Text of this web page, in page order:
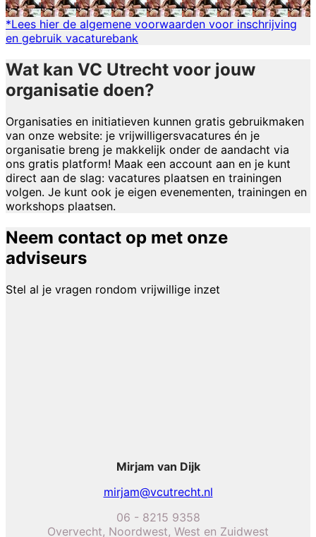
*Lees hier de algemene voorwaarden voor inschrijving
en gebruik vacaturebank
Wat kan VC Utrecht voor jouw
organisatie doen?
Organisaties en initiatieven kunnen gratis gebruikmaken
van onze website: je vrijwilligersvacatures én je
organisatie breng je makkelijk onder de aandacht via
ons gratis platform! Maak een account aan en je kunt
direct aan de slag: vacatures plaatsen en trainingen
volgen. Je kunt ook je eigen evenementen, trainingen en
workshops plaatsen.
Neem contact op met onze
adviseurs
Stel al je vragen rondom vrijwillige inzet
Mirjam van Dijk
mirjam@vcutrecht.nl
06 - 8215 9358
Overvecht, Noordwest, West en Zuidwest